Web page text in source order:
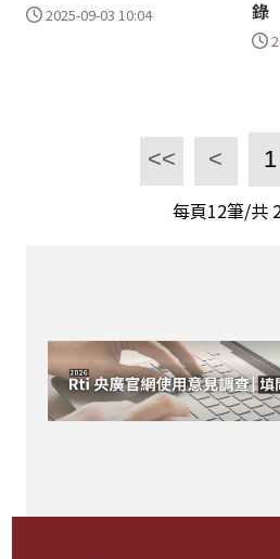
2025-09-03 10:04
錄
<< < 1
每頁12筆/共